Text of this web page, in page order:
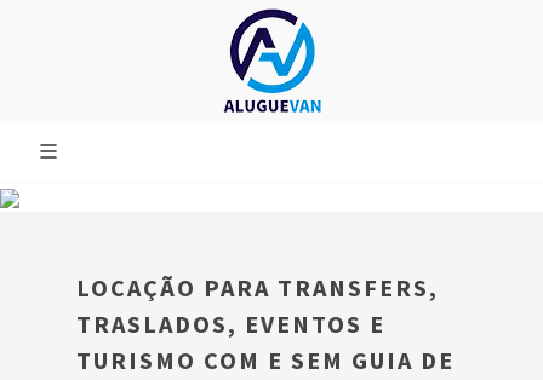
LOCAÇÃO PARA TRANSFERS,
TRASLADOS, EVENTOS E
TURISMO COM E SEM GUIA DE